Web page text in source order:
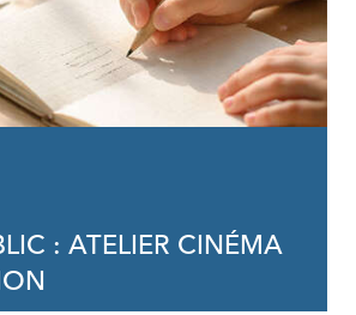
: ATELIER CINÉMA